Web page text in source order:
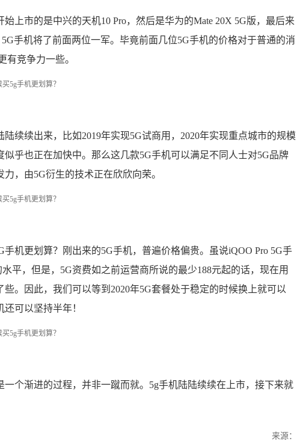
始上市的是中兴的天机10 Pro，然后是华为的Mate 20X 5G版，最后来
手机将了前面两位一军。毕竟前面几位5G手机的价格对于普通的消
有竞争力一些。
陆续续出来，比如2019年实现5G试商用，2020年实现重点城市的规模
似乎也正在加快中。那么这几款5G手机可以满足不同人士对5G品牌
，由5G衍生的技术正在欣欣向荣。
手机更划算？刚出来的5G手机，普遍价格偏贵。虽说iQOO Pro 5G手
平，但是，5G资费如之前运营商所说的最少188元起的话，现在用
些。因此，我们可以等到2020年5G套餐处于稳定的时候换上就可以
可以坚持半年！
一个渐进的过程，并非一蹴而就。5g手机陆陆续续在上市，接下来就
来源：